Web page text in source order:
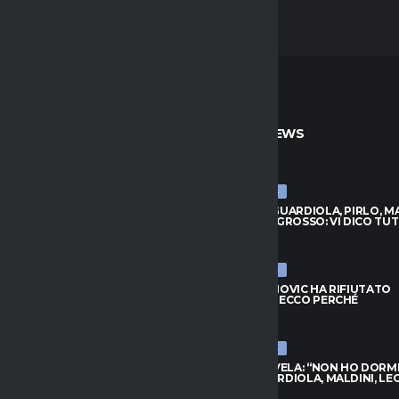
ULTIME NEWS
ULTIME NEWS
MALDINI: “GUARDIOLA, PIRLO,
DE ROSSI E GROSSO: VI DICO
ULTIME NEWS
LAZIO, IVANOVIC HA RIFIUTATO
L’OFFERTA: ECCO PERCHÉ
ULTIME NEWS
MALAGÒ SVELA: “NON HO
PIRLO. GUARDIOLA, MALDINI,